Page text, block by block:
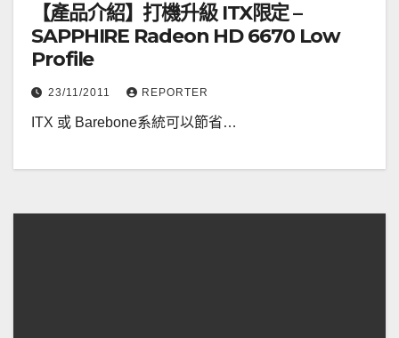
【產品介紹】打機升級 ITX限定 –
SAPPHIRE Radeon HD 6670 Low
Profile
23/11/2011 REPORTER
ITX 或 Barebone系統可以節省…